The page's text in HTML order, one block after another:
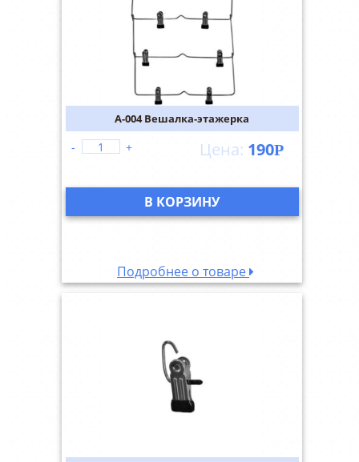
A-004 Вешалка-этажерка
190Р
- +
В КОРЗИНУ
Подробнее о товаре